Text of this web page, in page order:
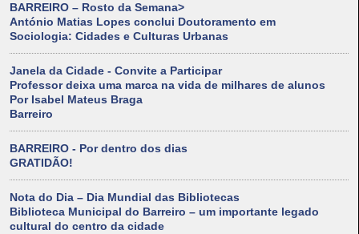
BARREIRO – Rosto da Semana>
António Matias Lopes conclui Doutoramento em
Sociologia: Cidades e Culturas Urbanas
Janela da Cidade - Convite a Participar
Professor deixa uma marca na vida de milhares de alunos
Por Isabel Mateus Braga
Barreiro
BARREIRO - Por dentro dos dias
GRATIDÃO!
Nota do Dia – Dia Mundial das Bibliotecas
Biblioteca Municipal do Barreiro – um importante legado
cultural do centro da cidade